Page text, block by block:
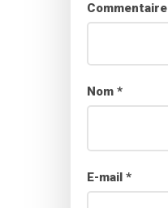
Commentaire
Nom *
E-mail *